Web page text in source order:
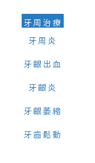
牙周治療
牙周炎
牙齦出血
牙齦炎
牙齦萎縮
牙齒鬆動